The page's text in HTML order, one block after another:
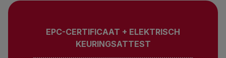
EPC-CERTIFICAAT + ELEKTRISCH
KEURINGSATTEST